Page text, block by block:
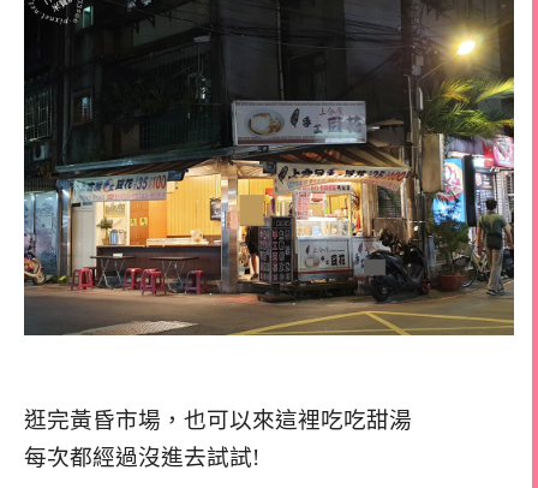
逛完黃昏市場，也可以來這裡吃吃甜湯
每次都經過沒進去試試!